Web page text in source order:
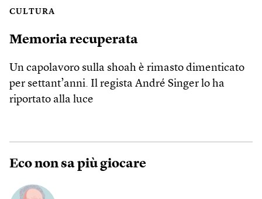
CULTURA
Memoria recuperata
Un capolavoro sulla shoah è rimasto dimenticato
per settant’anni. Il regista André Singer lo ha
riportato alla luce
Eco non sa più giocare